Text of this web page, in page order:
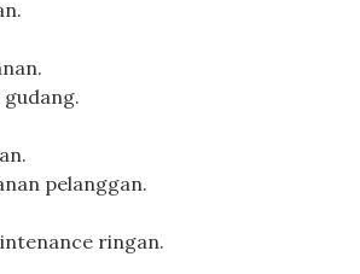
pelanggan.
ringan.